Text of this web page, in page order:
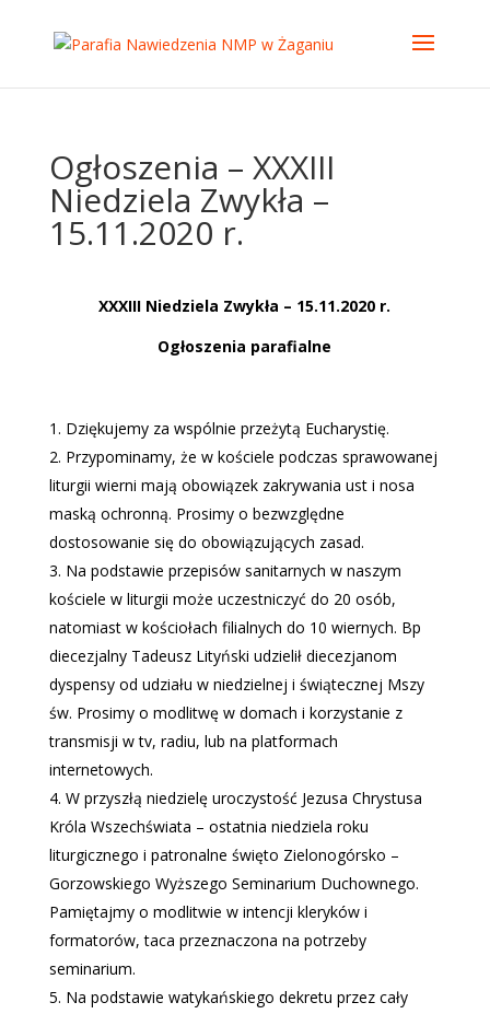
Ogłoszenia – XXXIII
Niedziela Zwykła –
15.11.2020 r.
XXXIII Niedziela Zwykła – 15.11.2020 r.
Ogłoszenia parafialne
Dziękujemy za wspólnie przeżytą Eucharystię.
Przypominamy, że w kościele podczas sprawowanej
liturgii wierni mają obowiązek zakrywania ust i nosa
maską ochronną. Prosimy o bezwzględne
dostosowanie się do obowiązujących zasad.
Na podstawie przepisów sanitarnych w naszym
kościele w liturgii może uczestniczyć do 20 osób,
natomiast w kościołach filialnych do 10 wiernych. Bp
diecezjalny Tadeusz Lityński udzielił diecezjanom
dyspensy od udziału w niedzielnej i świątecznej Mszy
św. Prosimy o modlitwę w domach i korzystanie z
transmisji w tv, radiu, lub na platformach
internetowych.
W przyszłą niedzielę uroczystość Jezusa Chrystusa
Króla Wszechświata – ostatnia niedziela roku
liturgicznego i patronalne święto Zielonogórsko –
Gorzowskiego Wyższego Seminarium Duchownego.
Pamiętajmy o modlitwie w intencji kleryków i
formatorów, taca przeznaczona na potrzeby
seminarium.
Na podstawie watykańskiego dekretu przez cały